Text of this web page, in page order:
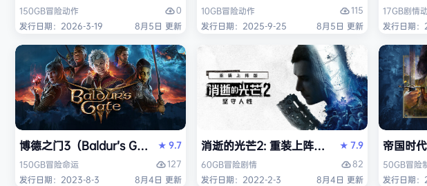
150GB冒险动作
0
发行日期：2026-3-19
8月5日 更新
10GB冒险动作
115
发行日期：2025-9-25
8月5日 更新
17GB剧情
发行日期
博德之门3（Baldur’s Gate 3）免安装中文版
★ 9.7
150GB冒险命运
127
发行日期：2023-8-3
8月4日 更新
消逝的光芒2: 重装上阵版（Dying Light 2
★ 7.9
60GB冒险剧情
82
发行日期：2022-2-3
8月4日 更新
帝国时
50GB冒险
发行日期